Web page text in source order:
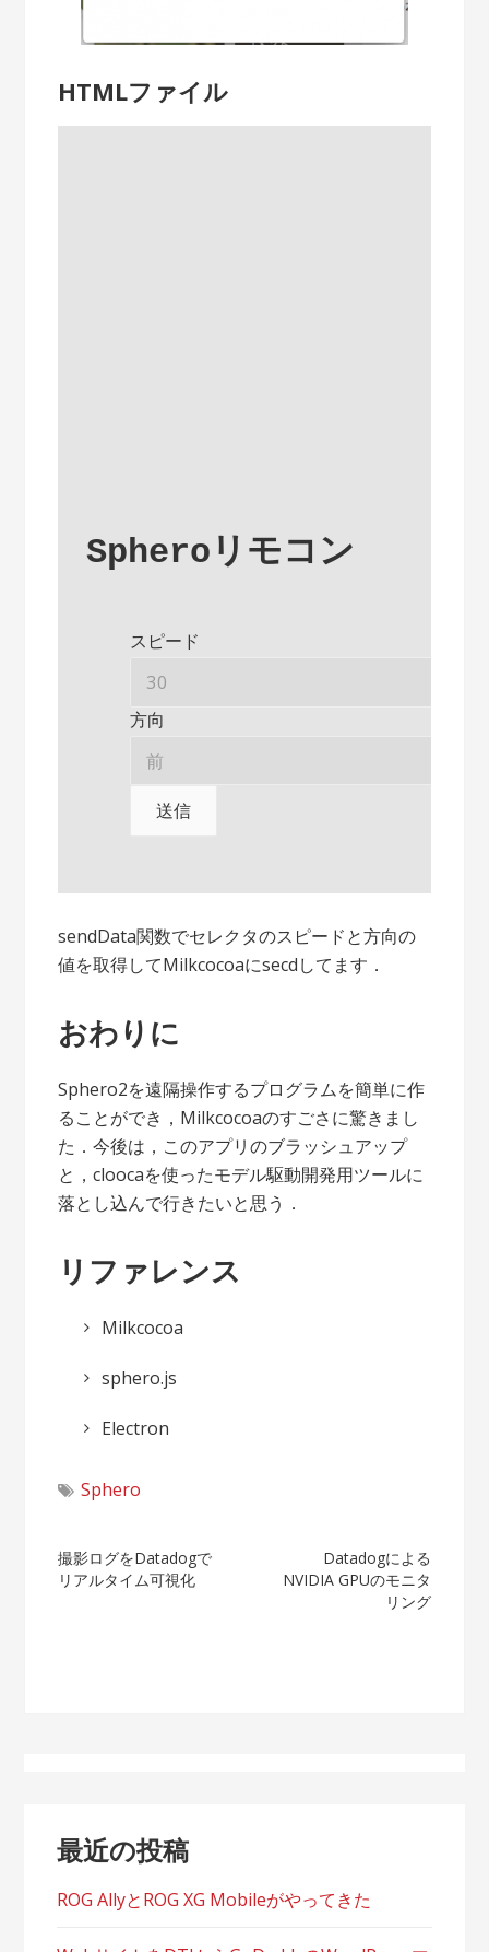
HTMLファイル
Spheroリモコン
    スピード
    方向
送信
sendData関数でセレクタのスピードと方向の
値を取得してMilkcocoaにsecdしてます．
おわりに
Sphero2を遠隔操作するプログラムを簡単に作
ることができ，Milkcocoaのすごさに驚きまし
た．今後は，このアプリのブラッシュアップ
と，cloocaを使ったモデル駆動開発用ツールに
落とし込んで行きたいと思う．
リファレンス
Milkcocoa
sphero.js
Electron
Sphero
投
ョ
ン
撮影ログをDatadogで
リアルタイム可視化
Datadogによる
NVIDIA GPUのモニタ
リング
最近の投稿
ROG AllyとROG XG Mobileがやってきた